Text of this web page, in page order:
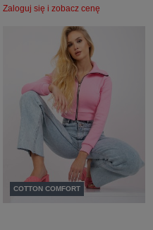
Zaloguj się i zobacz cenę
COTTON COMFORT